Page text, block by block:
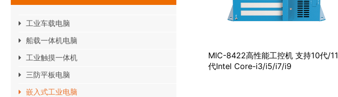
MIC-8422高性能工控机 支持10代/11
代Intel Core-i3/i5/i7/i9
工业车载电脑
船载一体机电脑
工业触摸一体机
三防平板电脑
嵌入式工业电脑